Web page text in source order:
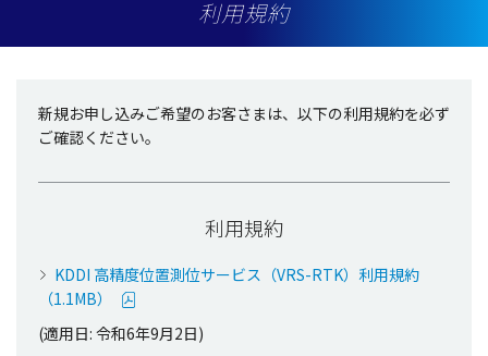
利用規約
新規お申し込みご希望のお客さまは、以下の利用規約を必ず
ご確認ください。
利用規約
KDDI 高精度位置測位サービス（VRS-RTK）利用規約
（1.1MB）
(適用日: 令和6年9月2日)